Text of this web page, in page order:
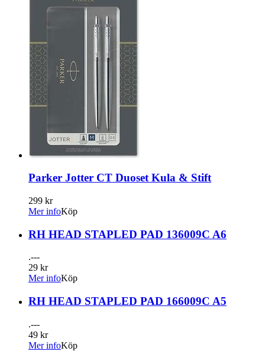
Parker Jotter CT Duoset Kula & Stift
299 kr
Mer infoKöp
RH HEAD STAPLED PAD 136009C A6
.---
29 kr
Mer infoKöp
RH HEAD STAPLED PAD 166009C A5
.---
49 kr
Mer infoKöp